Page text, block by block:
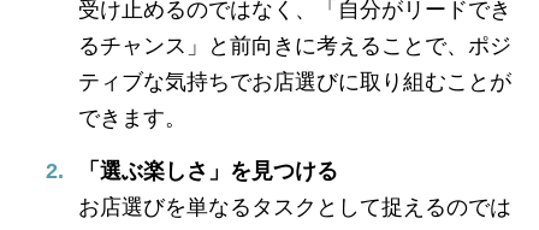
受け止めるのではなく、「自分がリードでき
るチャンス」と前向きに考えることで、ポジ
ティブな気持ちでお店選びに取り組むことが
できます。
「選ぶ楽しさ」を見つける
お店選びを単なるタスクとして捉えるのでは